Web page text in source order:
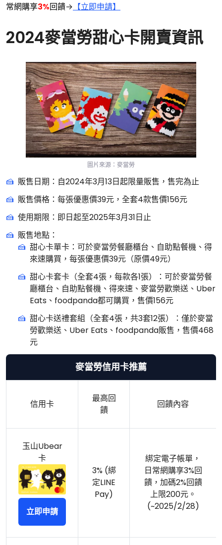
常網購享3%回饋→ 【立即申請】
2024麥當勞甜心卡開賣資訊
圖片來源：麥當勞
販售日期：自2024年3月13日起限量販售，售完為止
販售價格：每張優惠價39元，全套4款售價156元
使用期限：即日起至2025年3月31日止
販售地點：
甜心卡單卡：可於麥當勞餐廳櫃台、自助點餐機、得
來速購買，每張優惠價39元（原價49元）
甜心卡套卡（全套4張，每款各1張）：可於麥當勞餐
廳櫃台、自助點餐機、得來速、麥當勞歡樂送、Uber
Eats、foodpanda都可購買，售價156元
甜心卡送禮套組（全套4張，共3套12張）：僅於麥當
勞歡樂送、Uber Eats、foodpanda販售，售價468
元
麥當勞信用卡推薦
信用卡
最高回
饋
回饋內容
玉山Ubear
卡
立即申請
3% (綁
定LINE
Pay)
綁定電子帳單，
日常網購享3%回
饋，加碼2%回饋
上限200元。
(~2025/2/28)